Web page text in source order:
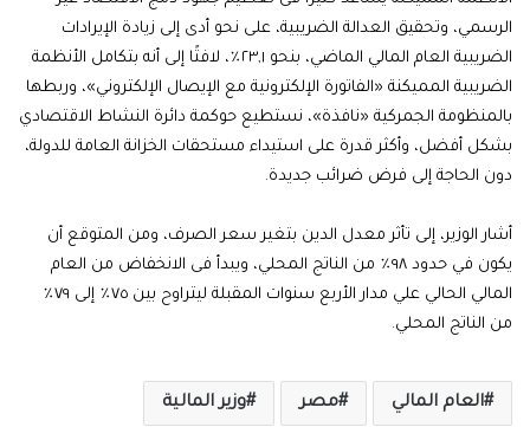
الرسمي، وتحقيق العدالة الضريبية، على نحو أدى إلى زيادة الإيرادات
الضريبية العام المالي الماضي، بنحو ٢٣,١٪، لافتًا إلى أنه بتكامل الأنظمة
الضريبية المميكنة «الفاتورة الإلكترونية مع الإيصال الإلكتروني»، وربطها
بالمنظومة الجمركية «نافذة»، نستطيع حوكمة دائرة النشاط الاقتصادي
بشكل أفضل، وأكثر قدرة على استيداء مستحقات الخزانة العامة للدولة،
دون الحاجة إلى فرض ضرائب جديدة.
أشار الوزير، إلى تأثر معدل الدين بتغير سعر الصرف، ومن المتوقع أن
يكون في حدود ٩٨٪ من الناتج المحلي، ويبدأ فى الانخفاض من العام
المالي الحالي علي مدار الأربع سنوات المقبلة ليتراوح بين ٧٥٪ إلى ٧٩٪
من الناتج المحلي.
العام المالي مصر وزير المالية